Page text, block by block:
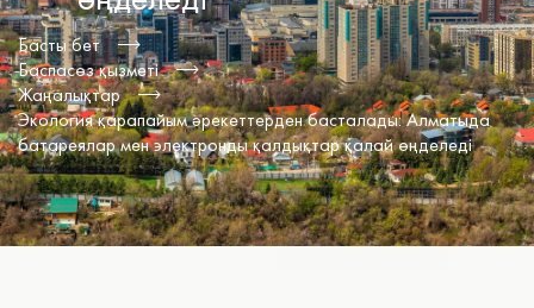
Басты бет
Баспасөз қызметі
Жаңалықтар
Экология қарапайым әрекеттерден басталады: Алматыда
батареялар мен электронды қалдықтар қалай өңделеді